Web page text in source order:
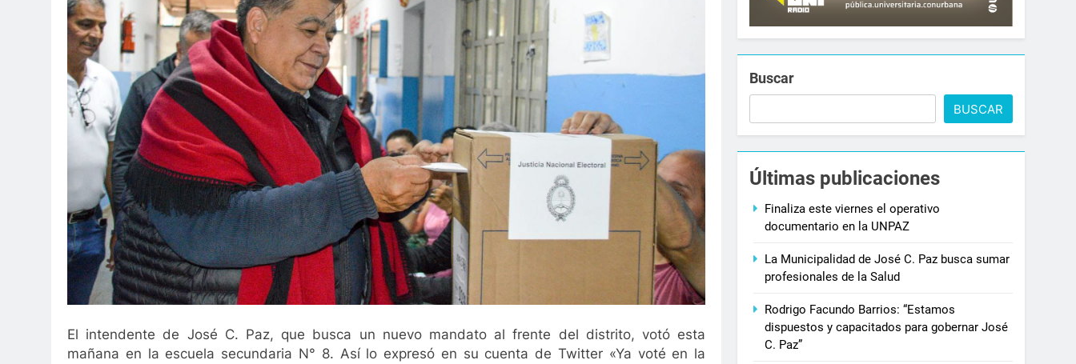
El intendente de José C. Paz, que busca un nuevo mandato al frente del distrito, votó esta
mañana en la escuela secundaria N° 8. Así lo expresó en su cuenta de Twitter «Ya voté en la
Buscar
BUSCAR
Últimas publicaciones
Finaliza este viernes el operativo
documentario en la UNPAZ
La Municipalidad de José C. Paz busca sumar
profesionales de la Salud
Rodrigo Facundo Barrios: “Estamos
dispuestos y capacitados para gobernar José
C. Paz”